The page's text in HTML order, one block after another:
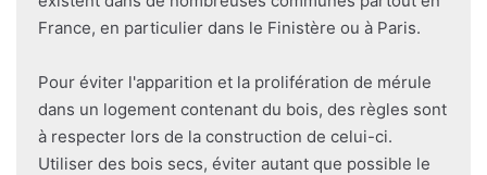
France, en particulier dans le Finistère ou à Paris.
Pour éviter l'apparition et la prolifération de mérule
dans un logement contenant du bois, des règles sont
à respecter lors de la construction de celui-ci.
Utiliser des bois secs, éviter autant que possible le